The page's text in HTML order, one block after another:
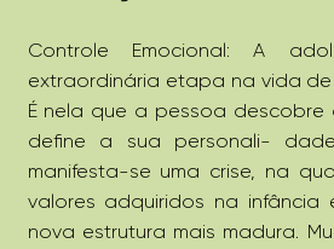
Controle Emocional: A
extraordinária etapa na vida
É nela que a pessoa
define a sua personali-
manifesta-se uma crise, na
valores adquiridos na infância
nova estrutura mais madura.